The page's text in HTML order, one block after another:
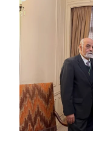
estadías
Te puede
interesar:
interesar:
vinculación
sociedad
Extensión
Te puede
intercambio
Servicios y
Te puede
interesar: